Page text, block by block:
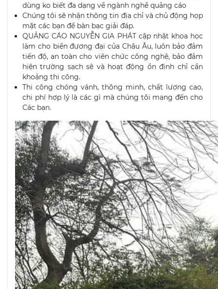
dùng ko biết đa dạng về ngành nghề quảng cáo
Chúng tôi sẽ nhận thông tin địa chỉ và chủ động họp
mặt các bạn để bàn bạc giải đáp.
QUẢNG CÁO NGUYỄN GIA PHÁT cập nhật khoa học
làm cho biển đương đại của Châu Âu, luôn bảo đảm
tiến độ, an toàn cho viên chức công nghệ, bảo đảm
hiện trường sạch sẽ và hoạt động ổn định chỉ cần
khoảng thi công.
Thi công chóng vánh, thông minh, chất lượng cao,
chi phí hợp lý là các gì mà chúng tôi mang đến cho
Các bạn.